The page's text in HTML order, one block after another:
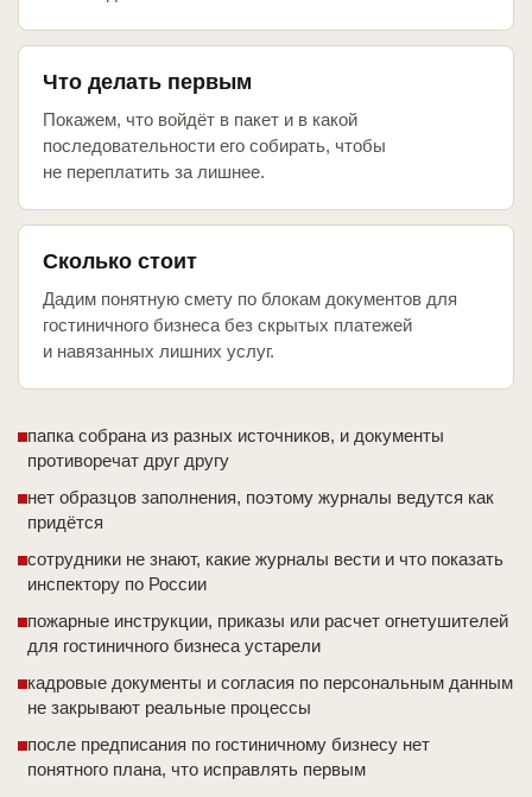
Что делать первым
Покажем, что войдёт в пакет и в какой
последовательности его собирать, чтобы
не переплатить за лишнее.
Сколько стоит
Дадим понятную смету по блокам документов для
гостиничного бизнеса без скрытых платежей
и навязанных лишних услуг.
папка собрана из разных источников, и документы
противоречат друг другу
нет образцов заполнения, поэтому журналы ведутся как
придётся
сотрудники не знают, какие журналы вести и что показать
инспектору по России
пожарные инструкции, приказы или расчет огнетушителей
для гостиничного бизнеса устарели
кадровые документы и согласия по персональным данным
не закрывают реальные процессы
после предписания по гостиничному бизнесу нет
понятного плана, что исправлять первым